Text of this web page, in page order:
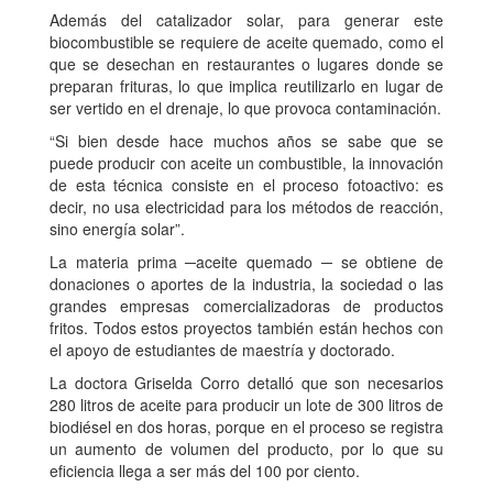
Además del catalizador solar, para generar este
biocombustible se requiere de aceite quemado, como el
que se desechan en restaurantes o lugares donde se
preparan frituras, lo que implica reutilizarlo en lugar de
ser vertido en el drenaje, lo que provoca contaminación.
“Si bien desde hace muchos años se sabe que se
puede producir con aceite un combustible, la innovación
de esta técnica consiste en el proceso fotoactivo: es
decir, no usa electricidad para los métodos de reacción,
sino energía solar”.
La materia prima ─aceite quemado ─ se obtiene de
donaciones o aportes de la industria, la sociedad o las
grandes empresas comercializadoras de productos
fritos. Todos estos proyectos también están hechos con
el apoyo de estudiantes de maestría y doctorado.
La doctora Griselda Corro detalló que son necesarios
280 litros de aceite para producir un lote de 300 litros de
biodiésel en dos horas, porque en el proceso se registra
un aumento de volumen del producto, por lo que su
eficiencia llega a ser más del 100 por ciento.